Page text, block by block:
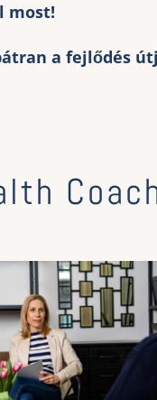
most!
a fejlődés